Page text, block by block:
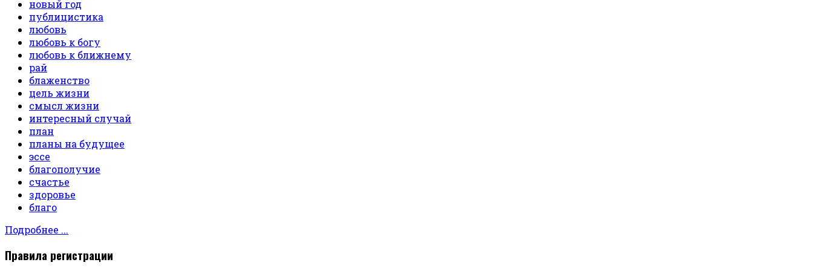
новый год
публицистика
любовь
любовь к богу
любовь к ближнему
рай
блаженство
цель жизни
смысл жизни
интересный случай
план
планы на будущее
эссе
благополучие
счастье
здоровье
благо
Подробнее ...
Правила регистрации